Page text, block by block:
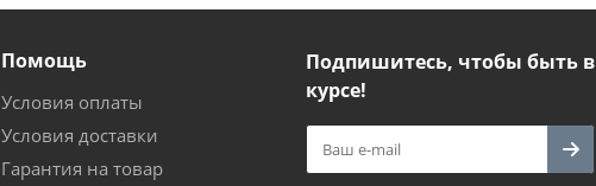
Помощь
Условия оплаты
Условия доставки
Гарантия на товар
Подпишитесь, чтобы быть в
курсе!